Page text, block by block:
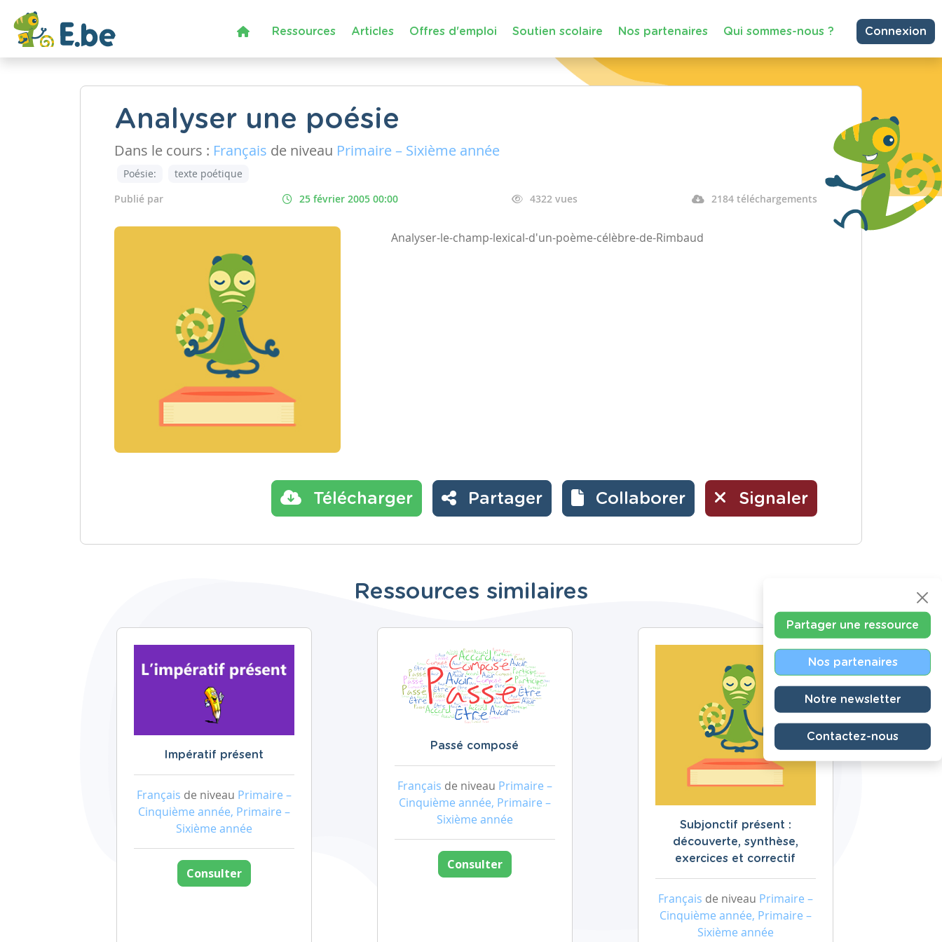
Ressources Articles Offres d'emploi Soutien scolaire Nos partenaires Qui sommes-nous ? Connexion
Analyser une poésie
Dans le cours : Français de niveau Primaire – Sixième année
Poésie:
texte poétique
Publié par
25 février 2005 00:00 4322 vues 2184 téléchargements
Analyser-le-champ-lexical-d'un-poème-célèbre-de-Rimbaud
Télécharger Partager Collaborer Signaler
Ressources similaires
Impératif présent
Français de niveau Primaire –
Cinquième année, Primaire –
Sixième année
Consulter
Passé composé
Français de niveau Primaire –
Cinquième année, Primaire –
Sixième année
Consulter
Subjonctif présent :
découverte, synthèse,
exercices et correctif
Français de niveau Primaire –
Cinquième année, Primaire –
Sixième année
Partager une ressource
Nos partenaires
Notre newsletter
Contactez-nous